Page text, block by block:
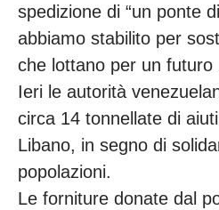
spedizione di “un ponte
abbiamo stabilito per
che lottano per un futuro
Ieri le autorità
circa 14 tonnellate di
Libano, in segno di
popolazioni.
Le forniture donate dal